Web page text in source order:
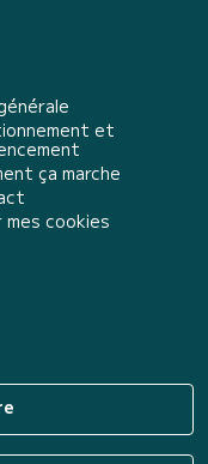
et
ça marche
mes cookies